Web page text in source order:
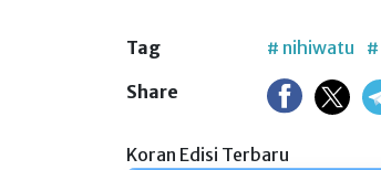
Tag # nihiwatu
Share
Koran Edisi Terbaru